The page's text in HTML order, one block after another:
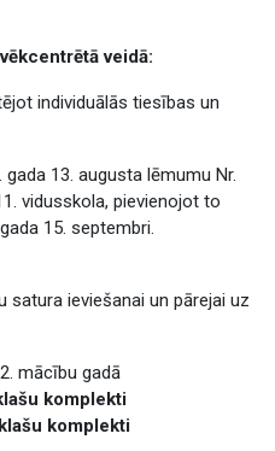
veidā:
individuālās tiesības un
13. augusta lēmumu Nr.
vidusskola, pievienojot to
15. septembri.
satura ieviešanai un pārejai uz
mācību gadā
komplekti
komplekti